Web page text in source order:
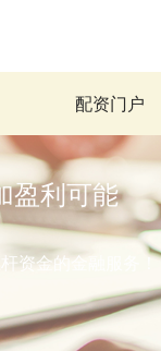
配资门户
盈利可能
资金的金融服务！